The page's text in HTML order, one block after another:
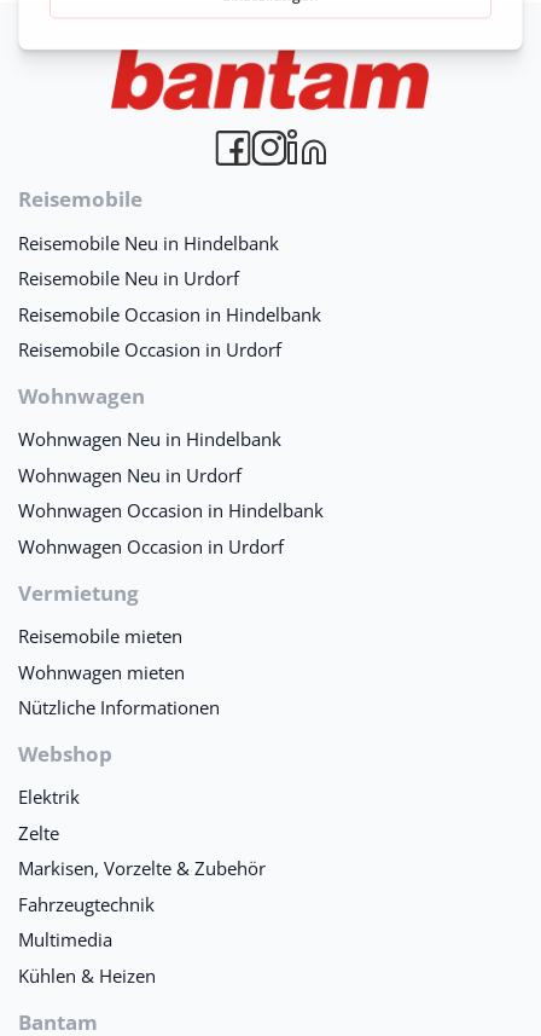
Reisemobile
Reisemobile Neu in Hindelbank
Reisemobile Neu in Urdorf
Reisemobile Occasion in Hindelbank
Reisemobile Occasion in Urdorf
Wohnwagen
Wohnwagen Neu in Hindelbank
Wohnwagen Neu in Urdorf
Wohnwagen Occasion in Hindelbank
Wohnwagen Occasion in Urdorf
Vermietung
Reisemobile mieten
Wohnwagen mieten
Nützliche Informationen
Webshop
Elektrik
Zelte
Markisen, Vorzelte & Zubehör
Fahrzeugtechnik
Multimedia
Kühlen & Heizen
Bantam